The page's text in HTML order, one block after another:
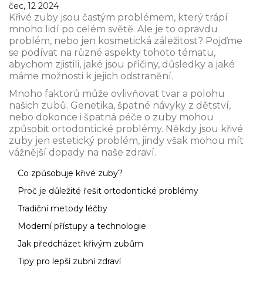
čec, 12 2024
Křivé zuby jsou častým problémem, který trápí
mnoho lidí po celém světě. Ale je to opravdu
problém, nebo jen kosmetická záležitost? Pojďme
se podívat na různé aspekty tohoto tématu,
abychom zjistili, jaké jsou příčiny, důsledky a jaké
máme možnosti k jejich odstranění.
Mnoho faktorů může ovlivňovat tvar a polohu
našich zubů. Genetika, špatné návyky z dětství,
nebo dokonce i špatná péče o zuby mohou
způsobit ortodontické problémy. Někdy jsou křivé
zuby jen estetický problém, jindy však mohou mít
vážnější dopady na naše zdraví.
Co způsobuje křivé zuby?
Proč je důležité řešit ortodontické problémy
Tradiční metody léčby
Moderní přístupy a technologie
Jak předcházet křivým zubům
Tipy pro lepší zubní zdraví